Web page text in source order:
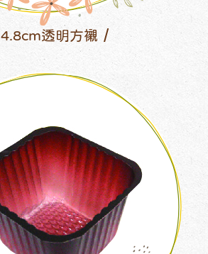
4.8cm透明方襯